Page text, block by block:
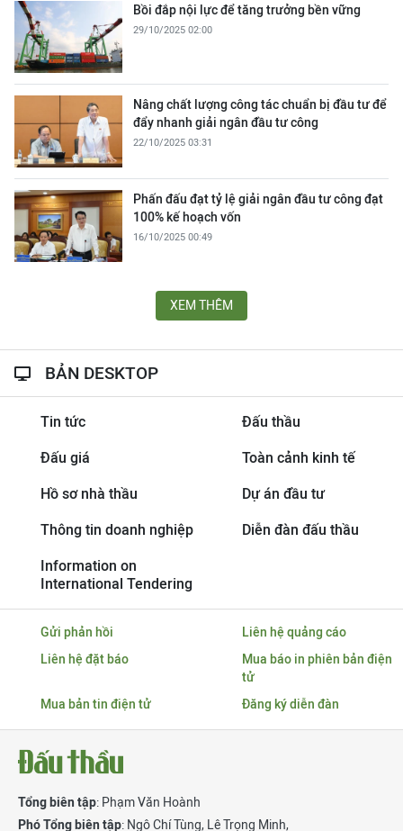
Bồi đắp nội lực để tăng trưởng bền vững
29/10/2025 02:00
Nâng chất lượng công tác chuẩn bị đầu tư để
đẩy nhanh giải ngân đầu tư công
22/10/2025 03:31
Phấn đấu đạt tỷ lệ giải ngân đầu tư công đạt
100% kế hoạch vốn
16/10/2025 00:49
XEM THÊM
BẢN DESKTOP
Tin tức Đấu thầu
Đấu giá Toàn cảnh kinh tế
Hồ sơ nhà thầu Dự án đầu tư
Thông tin doanh nghiệp Diễn đàn đấu thầu
Information on
International Tendering
Gửi phản hồi
Liên hệ quảng cáo
Liên hệ đặt báo
Mua báo in phiên bản điện
tử
Mua bản tin điện tử
Đăng ký diễn đàn
Tổng biên tập: Phạm Văn Hoành
Phó Tổng biên tập: Ngô Chí Tùng, Lê Trọng Minh,